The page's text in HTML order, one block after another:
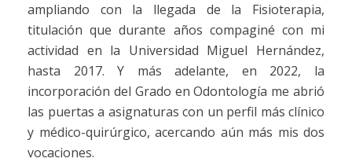
ampliando con la llegada de la Fisioterapia,
titulación que durante años compaginé con mi
actividad en la Universidad Miguel Hernández,
hasta 2017. Y más adelante, en 2022, la
incorporación del Grado en Odontología me abrió
las puertas a asignaturas con un perfil más clínico
y médico-quirúrgico, acercando aún más mis dos
vocaciones.